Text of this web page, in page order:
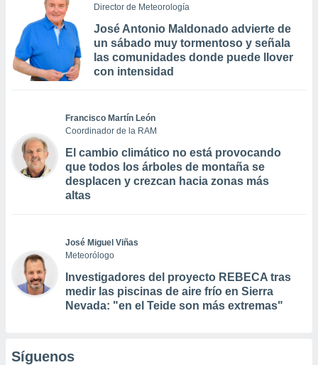
Director de Meteorología
José Antonio Maldonado advierte de
un sábado muy tormentoso y señala
las comunidades donde puede llover
con intensidad
Francisco Martín León
Coordinador de la RAM
El cambio climático no está provocando
que todos los árboles de montaña se
desplacen y crezcan hacia zonas más
altas
José Miguel Viñas
Meteorólogo
Investigadores del proyecto REBECA tras
medir las piscinas de aire frío en Sierra
Nevada: "en el Teide son más extremas"
Síguenos